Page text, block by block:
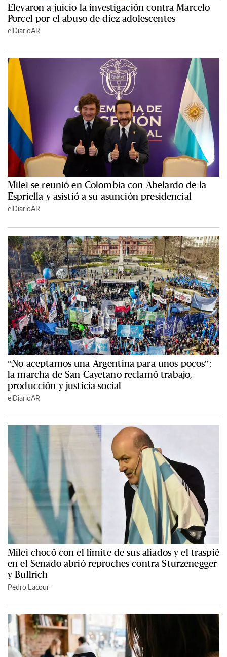
Elevaron a juicio la investigación contra Marcelo
Porcel por el abuso de diez adolescentes
elDiarioAR
Milei se reunió en Colombia con Abelardo de la
Espriella y asistió a su asunción presidencial
elDiarioAR
“No aceptamos una Argentina para unos pocos”:
la marcha de San Cayetano reclamó trabajo,
producción y justicia social
elDiarioAR
Milei chocó con el límite de sus aliados y el traspié
en el Senado abrió reproches contra Sturzenegger
y Bullrich
Pedro Lacour